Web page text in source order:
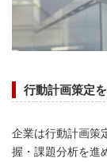
行動計画策定
企業は行動計画策
握・課題分析を進